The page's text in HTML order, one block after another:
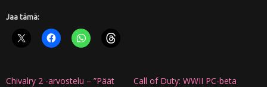
Jaa tämä:
Chivalry 2 -arvostelu – ”Päät
Call of Duty: WWII PC-beta